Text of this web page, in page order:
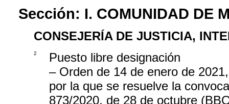
Sección: I. COMUNIDAD DE
CONSEJERÍA DE JUSTICIA,
2
Puesto libre designación
– Orden de 14 de enero de
por la que se resuelve la
873/2020, de 28 de octubre